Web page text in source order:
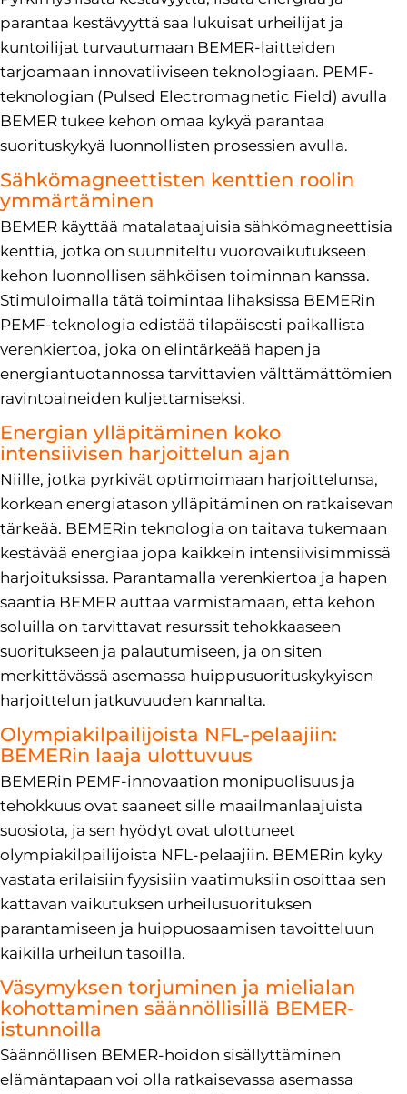
parantaa kestävyyttä saa lukuisat urheilijat ja
kuntoilijat turvautumaan BEMER-laitteiden
tarjoamaan innovatiiviseen teknologiaan. PEMF-
teknologian (Pulsed Electromagnetic Field) avulla
BEMER tukee kehon omaa kykyä parantaa
suorituskykyä luonnollisten prosessien avulla.
Sähkömagneettisten kenttien roolin
ymmärtäminen
BEMER käyttää matalataajuisia sähkömagneettisia
kenttiä, jotka on suunniteltu vuorovaikutukseen
kehon luonnollisen sähköisen toiminnan kanssa.
Stimuloimalla tätä toimintaa lihaksissa BEMERin
PEMF-teknologia edistää tilapäisesti paikallista
verenkiertoa, joka on elintärkeää hapen ja
energiantuotannossa tarvittavien välttämättömien
ravintoaineiden kuljettamiseksi.
Energian ylläpitäminen koko
intensiivisen harjoittelun ajan
Niille, jotka pyrkivät optimoimaan harjoittelunsa,
korkean energiatason ylläpitäminen on ratkaisevan
tärkeää. BEMERin teknologia on taitava tukemaan
kestävää energiaa jopa kaikkein intensiivisimmissä
harjoituksissa. Parantamalla verenkiertoa ja hapen
saantia BEMER auttaa varmistamaan, että kehon
soluilla on tarvittavat resurssit tehokkaaseen
suoritukseen ja palautumiseen, ja on siten
merkittävässä asemassa huippusuorituskykyisen
harjoittelun jatkuvuuden kannalta.
Olympiakilpailijoista NFL-pelaajiin:
BEMERin laaja ulottuvuus
BEMERin PEMF-innovaation monipuolisuus ja
tehokkuus ovat saaneet sille maailmanlaajuista
suosiota, ja sen hyödyt ovat ulottuneet
olympiakilpailijoista NFL-pelaajiin. BEMERin kyky
vastata erilaisiin fyysisiin vaatimuksiin osoittaa sen
kattavan vaikutuksen urheilusuorituksen
parantamiseen ja huippuosaamisen tavoitteluun
kaikilla urheilun tasoilla.
Väsymyksen torjuminen ja mielialan
kohottaminen säännöllisillä BEMER-
istunnoilla
Säännöllisen BEMER-hoidon sisällyttäminen
elämäntapaan voi olla ratkaisevassa asemassa